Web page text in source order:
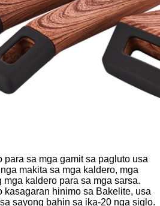
para sa mga gamit sa pagluto usa
makita sa mga kaldero, mga
kaldero para sa mga sarsa.
kasagaran hinimo sa Bakelite, usa
sayong bahin sa ika-20 nga siglo.